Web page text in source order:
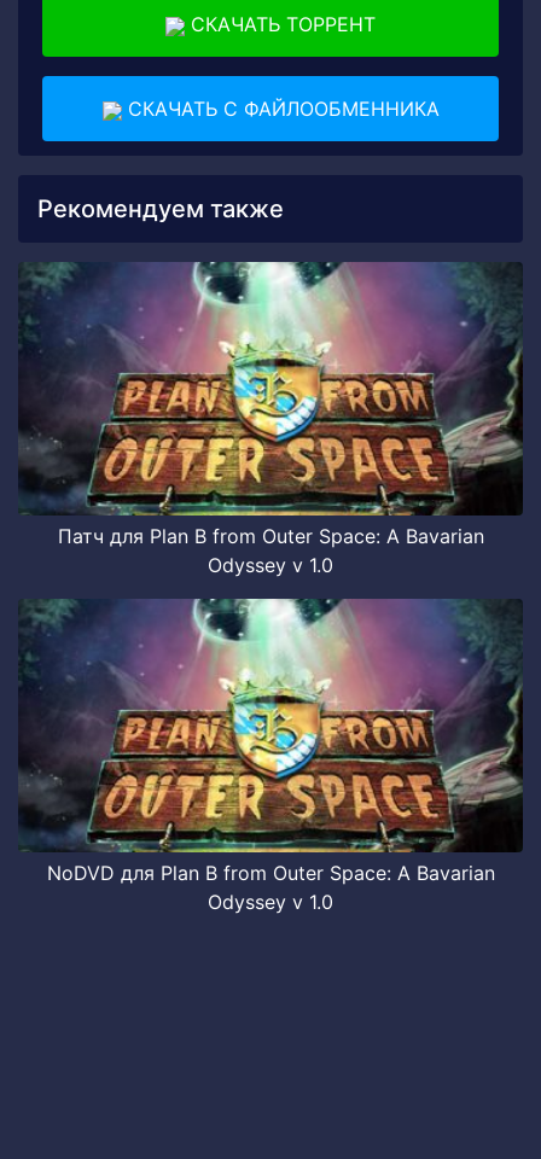
СКАЧАТЬ ТОРРЕНТ
СКАЧАТЬ С ФАЙЛООБМЕННИКА
Рекомендуем также
Патч для Plan B from Outer Space: A Bavarian
Odyssey v 1.0
NoDVD для Plan B from Outer Space: A Bavarian
Odyssey v 1.0